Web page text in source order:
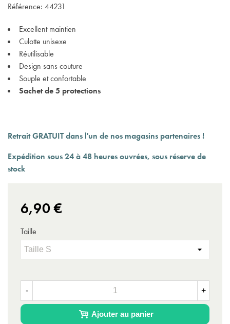
(2 avis)
Référence: 44231
Excellent maintien
Culotte unisexe
Réutilisable
Design sans couture
Souple et confortable
Sachet de 5 protections
Retrait GRATUIT dans l'un de nos magasins partenaires !
Expédition sous 24 à 48 heures ouvrées, sous réserve de
stock
6,90 €
- +
Ajouter au panier
Taille